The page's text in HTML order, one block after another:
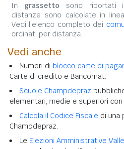
In grassetto sono riportati
distanze sono calcolate in
Vedi l'elenco completo dei
ordinati per distanza.
Vedi anche
Numeri di blocco carte di
Carte di credito e Bancomat.
Scuole Champdepraz
elementari, medie e superiori
Calcola il Codice Fiscale di una
Champdepraz.
Le Elezioni Amministrative